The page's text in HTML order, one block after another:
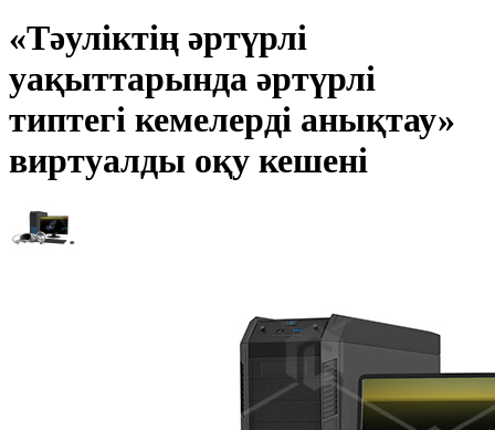
«Тәуліктің әртүрлі
уақыттарында әртүрлі
типтегі кемелерді анықтау»
виртуалды оқу кешені